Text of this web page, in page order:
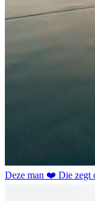
Deze man ❤️ Die zegt